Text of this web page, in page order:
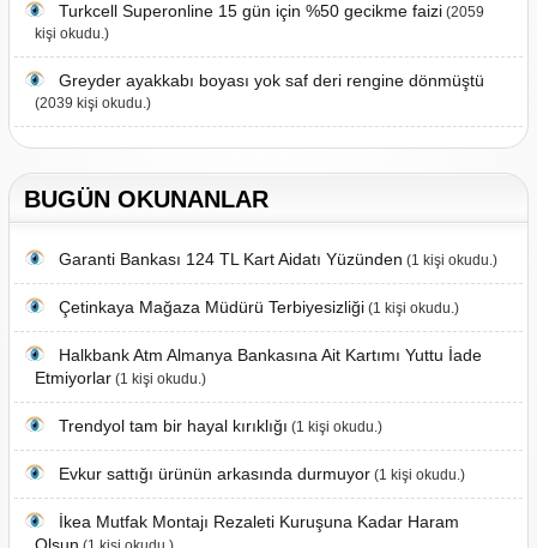
Turkcell Superonline 15 gün için %50 gecikme faizi(2059
kişi okudu.)
Greyder ayakkabı boyası yok saf deri rengine dönmüştü
(2039 kişi okudu.)
BUGÜN OKUNANLAR
Garanti Bankası 124 TL Kart Aidatı Yüzünden (1 kişi okudu.)
Çetinkaya Mağaza Müdürü Terbiyesizliği(1 kişi okudu.)
Halkbank Atm Almanya Bankasına Ait Kartımı Yuttu İade
Etmiyorlar(1 kişi okudu.)
Trendyol tam bir hayal kırıklığı (1 kişi okudu.)
Evkur sattığı ürünün arkasında durmuyor(1 kişi okudu.)
İkea Mutfak Montajı Rezaleti Kuruşuna Kadar Haram